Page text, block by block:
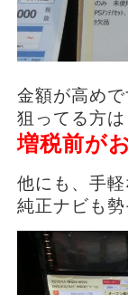
金額が高め
狙ってる方は
増税前が
他にも、手軽
純正ナビも